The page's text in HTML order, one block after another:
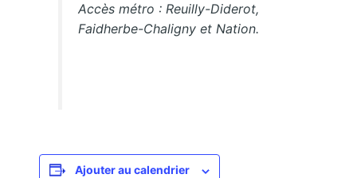
Accès métro : Reuilly-Diderot,
Faidherbe-Chaligny et Nation.
Ajouter au calendrier